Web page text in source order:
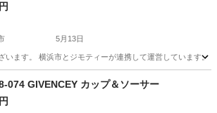
5月13日
います。 横浜市とジモティーが連携して運営していま
074 GIVENCEY カップ＆ソーサー